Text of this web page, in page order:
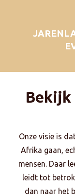
Bekijk
Onze visie is
Afrika gaan,
mensen. Daar
leidt tot
dan naar het